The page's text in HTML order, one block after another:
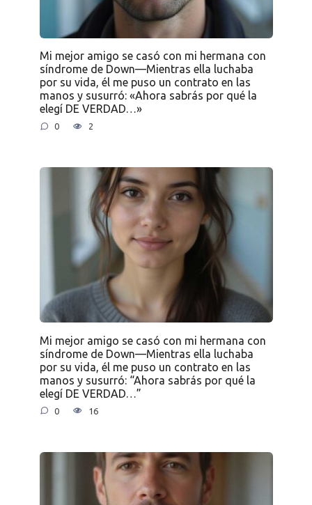
Mi mejor amigo se casó con mi hermana con
síndrome de Down—Mientras ella luchaba
por su vida, él me puso un contrato en las
manos y susurró: «Ahora sabrás por qué la
elegí DE VERDAD…»
0 2
Mi mejor amigo se casó con mi hermana con
síndrome de Down—Mientras ella luchaba
por su vida, él me puso un contrato en las
manos y susurró: “Ahora sabrás por qué la
elegí DE VERDAD…”
0 16